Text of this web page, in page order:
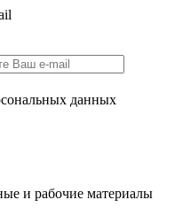
данных
и рабочие материалы